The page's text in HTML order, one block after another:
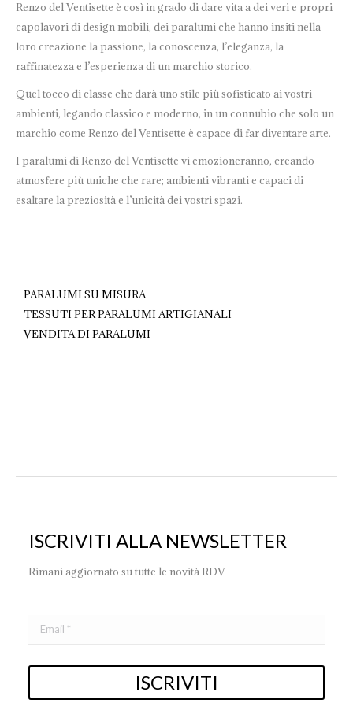
Renzo del Ventisette è così in grado di dare vita a dei veri e propri
capolavori di design mobili, dei paralumi che hanno insiti nella
loro creazione la passione, la conoscenza, l’eleganza, la
raffinatezza e l’esperienza di un marchio storico.
Quel tocco di classe che darà uno stile più sofisticato ai vostri
ambienti, legando classico e moderno, in un connubio che solo un
marchio come Renzo del Ventisette è capace di far diventare arte.
I paralumi di Renzo del Ventisette vi emozioneranno, creando
atmosfere più uniche che rare; ambienti vibranti e capaci di
esaltare la preziosità e l’unicità dei vostri spazi.
PARALUMI SU MISURA
TESSUTI PER PARALUMI ARTIGIANALI
VENDITA DI PARALUMI
ISCRIVITI ALLA NEWSLETTER
Rimani aggiornato su tutte le novità RDV